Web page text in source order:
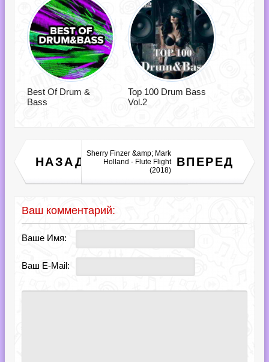
Best Of Drum &
Bass
Top 100 Drum Bass
Vol.2
НАЗАД
Весна на радио Шансон
(2018)
ВПЕРЕД
Sherry Finzer &amp; Mark
Holland - Flute Flight
(2018)
Ваш комментарий:
Ваше Имя:
Ваш E-Mail: